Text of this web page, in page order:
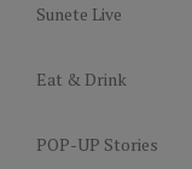
Sunete Live
Eat & Drink
POP-UP Stories